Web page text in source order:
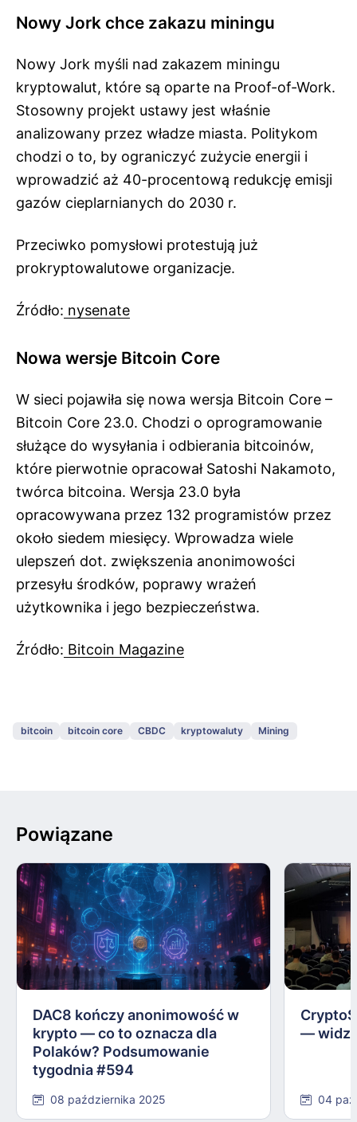
Nowy Jork chce zakazu miningu
Nowy Jork myśli nad zakazem miningu
kryptowalut, które są oparte na Proof-of-Work.
Stosowny projekt ustawy jest właśnie
analizowany przez władze miasta. Politykom
chodzi o to, by ograniczyć zużycie energii i
wprowadzić aż 40-procentową redukcję emisji
gazów cieplarnianych do 2030 r.
Przeciwko pomysłowi protestują już
prokryptowalutowe organizacje.
Źródło: nysenate
Nowa wersje Bitcoin Core
W sieci pojawiła się nowa wersja Bitcoin Core –
Bitcoin Core 23.0. Chodzi o oprogramowanie
służące do wysyłania i odbierania bitcoinów,
które pierwotnie opracował Satoshi Nakamoto,
twórca bitcoina. Wersja 23.0 była
opracowywana przez 132 programistów przez
około siedem miesięcy. Wprowadza wiele
ulepszeń dot. zwiększenia anonimowości
przesyłu środków, poprawy wrażeń
użytkownika i jego bezpieczeństwa.
Źródło: Bitcoin Magazine
bitcoin bitcoin core CBDC kryptowaluty Mining
Powiązane
DAC8 kończy anonimowość w
krypto — co to oznacza dla
Polaków? Podsumowanie
tygodnia #594
08 października 2025
—
04